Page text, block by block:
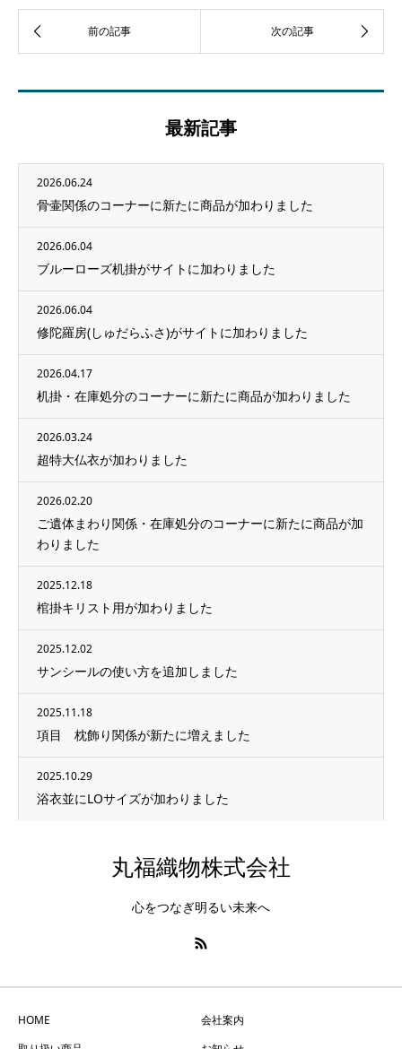
最新記事
2026.06.24
骨壷関係のコーナーに新たに商品が加わりました
2026.06.04
ブルーローズ机掛がサイトに加わりました
2026.06.04
修陀羅房(しゅだらふさ)がサイトに加わりました
2026.04.17
机掛・在庫処分のコーナーに新たに商品が加わりました
2026.03.24
超特大仏衣が加わりました
2026.02.20
ご遺体まわり関係・在庫処分のコーナーに新たに商品が加
わりました
2025.12.18
棺掛キリスト用が加わりました
2025.12.02
サンシールの使い方を追加しました
2025.11.18
項目 枕飾り関係が新たに増えました
2025.10.29
浴衣並にLOサイズが加わりました
丸福織物株式会社
心をつなぎ明るい未来へ
HOME
会社案内